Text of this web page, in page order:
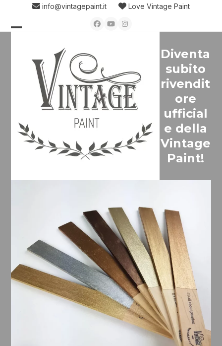
content
info@vintagepaint.it Love Vintage Paint
Facebook
YouTubeInstagram
menu
menu
Diventa
subito
rivendit
ore
ufficial
e della
Vintage
Paint!